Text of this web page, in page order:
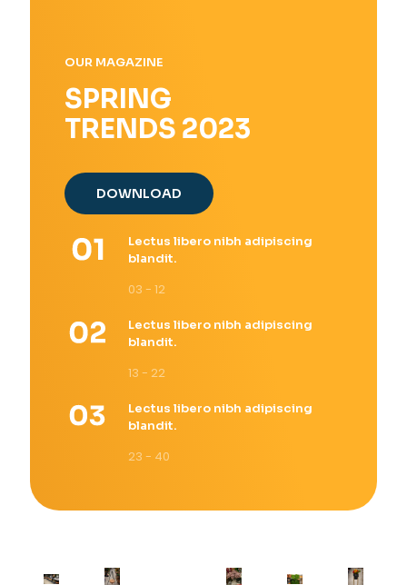
OUR MAGAZINE
SPRING
TRENDS 2023
DOWNLOAD
Lectus libero nibh adipiscing
blandit.
03 - 12
Lectus libero nibh adipiscing
blandit.
13 - 22
Lectus libero nibh adipiscing
blandit.
23 - 40